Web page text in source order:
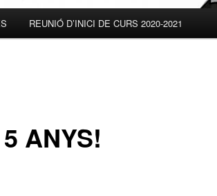
REUNIÓ D’INICI DE CURS 2020-2021
ANYS!